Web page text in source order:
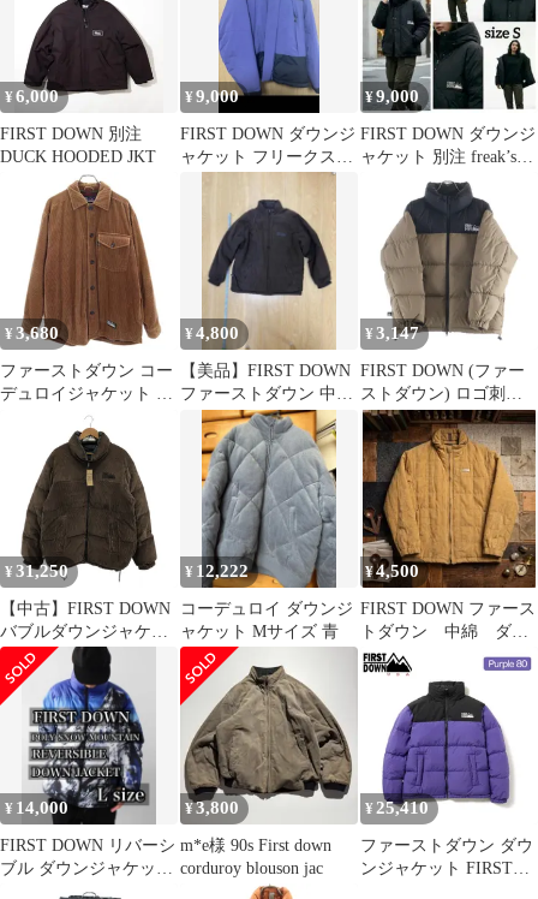
RT-02 HOOD BUBBLE
DOWN JKT SHORT ア
ウター 防寒 アウトドア
ユニセックス F942111
正規品
¥6,000
FIRST DOWN 別注
DUCK HOODED JKT
¥9,000
FIRST DOWN ダウンジ
ャケット フリークスス
トア 別注 Lサイズ
¥9,000
FIRST DOWN ダウンジ
ャケット 別注 freak’s
store S 黒
¥ 3,680
ファーストダウン コー
デュロイジャケット M
茶 FIRSTDOWN メンズ
【中古】 【230107】
【PD】
¥4,800
【美品】FIRST DOWN
ファーストダウン 中綿
ブルゾン L ブラウン 刺
¥ 3,147
FIRST DOWN (ファー
ストダウン) ロゴ刺繍
リップストップ バイカ
ラー ジップアップダウ
ンジャケット ブラウン
F542103
¥ 31,250
【中古】FIRST DOWN
バブルダウンジャケッ
ト サイズXL F742003
ブラウン/ブラック ファ
ーストダウン[19]
¥ 12,222
コーデュロイ ダウンジ
ャケット Mサイズ 青
¥4,500
FIRST DOWN ファース
トダウン 中綿 ダウ
ン ジャンパー フル
ジップ
¥ 14,000
FIRST DOWN リバーシ
ブル ダウンジャケット
¥3,800
m*e様 90s First down
corduroy blouson jac
¥ 25,410
ファーストダウン ダウ
ンジャケット FIRST